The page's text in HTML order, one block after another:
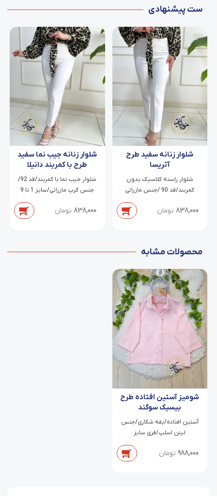
ست پیشنهادی
شلوار زنانه سفید طرح
آتریسا
شلوار راسته کلاسیک بدون
کمربند/قد 90 /جنس مازراتی
838,000 تومان
شلوار زنانه جیب نما سفید
طرح با کمربند دانیلا
شلوار جیب نما با کمربند/قد 92/
جنس کرپ مازراتی/سایز 1 تا 9
838,000 تومان
محصولات مشابه
شومیز آستین افتاده طرح
بیسیک سوگند
آستین افتاده/یقه شکاری/جنس
لینن اسلپ/فری سایز
988,000 تومان